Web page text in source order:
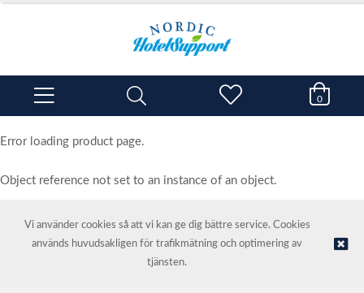
0
Error loading product page.
Object reference not set to an instance of an object.
© NORDIC HOTEL SUPPORT AS | Webbutik tillhandahålls av
Kréatif
AS
Vi använder cookies så att vi kan ge dig bättre service. Cookies
används huvudsakligen för trafikmätning och optimering av
tjänsten.